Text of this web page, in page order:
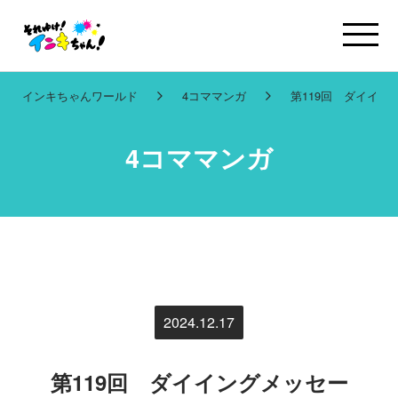
インキちゃんワールド 4コママンガ 第119回 ダイイン
4コママンガ
2024.12.17
第119回 ダイイングメッセー